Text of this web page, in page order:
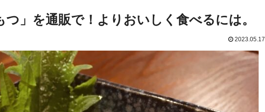
」を通販で！よりおいしく食べるには。
2023.05.17